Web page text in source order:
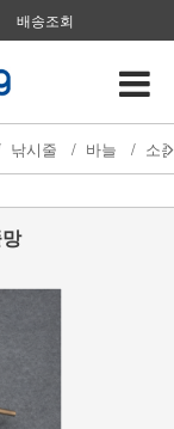
배송조회
낚시줄 / 바늘 / 소